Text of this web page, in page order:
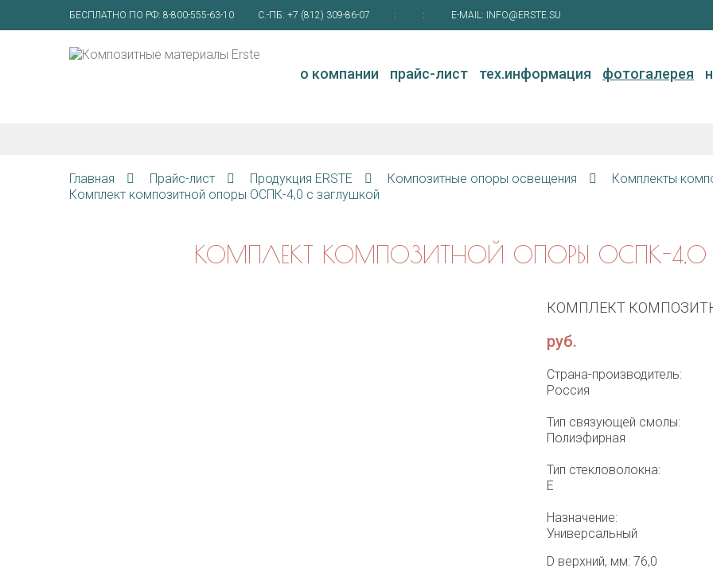
БЕСПЛАТНО ПО РФ: 8-800-555-63-10 С.-ПБ: +7 (812) 309-86-07 : : E-MAIL: INFO@ERSTE.SU
о компании прайс-лист тех.информация фотогалерея
Главная Прайс-лист Продукция ERSTE Композитные опоры освещения
Комплекты
Комплект композитной опоры ОСПК-4,0 с заглушкой
КОМПЛЕКТ КОМПОЗИТНОЙ ОПОРЫ ОСПК-4,0
КОМПЛЕКТ
руб.
Страна-производитель:
Россия
Тип связующей смолы:
Полиэфирная
Тип стекловолокна:
Е
Назначение:
Универсальный
D верхний, мм: 76,0